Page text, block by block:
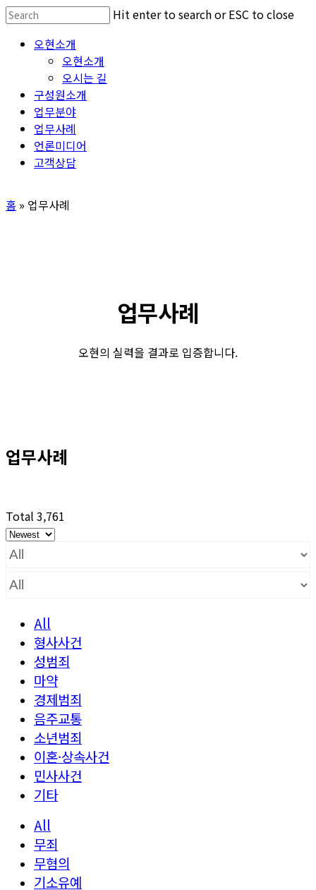
Skip
main
Hit enter to search or ESC to close
Search
Menu 오현소개
오현소개
오시는 길
구성원소개
업무분야
업무사례
언론미디어
고객상담
홈 » 업무사례
업무사례
오현의 실력을 결과로 입증합니다.
업무사례
Total 3,761
All
형사사건
성범죄
마약
경제범죄
음주교통
소년범죄
이혼·상속사건
민사사건
기타
All
무죄
무혐의
기소유예